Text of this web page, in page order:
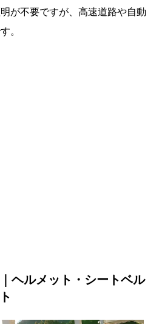
が不要ですが、高速道路や自動
。
ヘルメット・シートベル